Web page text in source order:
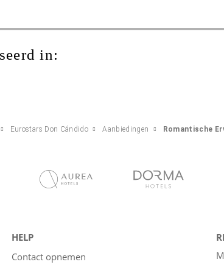
in:
Eurostars Don Cándido Aanbiedingen Romantische
HELP
Contact opnemen